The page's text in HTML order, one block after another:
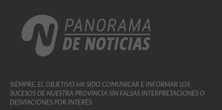
SIEMPRE, EL OBJETIVO HA SIDO COMUNICAR E INFORMAR LOS
SUCESOS DE NUESTRA PROVINCIA SIN FALSAS INTERPRETACIONES O
DESVIACIONES POR INTERÉS